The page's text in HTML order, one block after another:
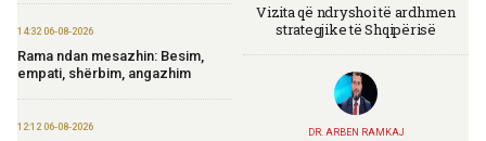
14:32 06-08-2026
Rama ndan mesazhin: Besim,
empati, shërbim, angazhim
12:12 06-08-2026
Vizita që ndryshoi të ardhmen
strategjike të Shqipërisë
DR. ARBEN RAMKAJ